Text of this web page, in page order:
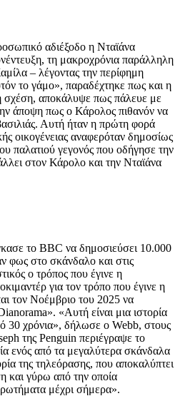
αδιέξοδο η Νταϊάνα
τη μακροχρόνια παράλληλη
– λέγοντας την περίφημη
το γάμο», παραδέχτηκε πως και η
σχέση, αποκάλυψε πως πάλευε με
άποψη πως ο Κάρολος πιθανόν να
Αυτή ήταν η πρώτη φορά
οικογένειας αναφερόταν δημοσίως
παλατιού γεγονός που οδήγησε την
στον Κάρολο και την Νταϊάνα
το BBC να δημοσιεύσει 10.000
φως στο σκάνδαλο και στις
ο τρόπος που έγινε η
για τον τρόπο που έγινε η
τον Νοέμβριο του 2025 να
«Αυτή είναι μια ιστορία
30 χρόνια», δήλωσε ο Webb, στους
της Penguin περιέγραψε το
ενός από τα μεγαλύτερα σκάνδαλα
της τηλεόρασης, που αποκαλύπτει
και γύρω από την οποία
μέχρι σήμερα».